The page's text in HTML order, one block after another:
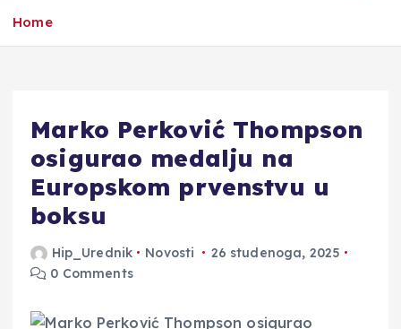
Home
Marko Perković Thompson
osigurao medalju na
Europskom prvenstvu u
boksu
Hip_Urednik Novosti
26 studenoga, 2025
0 Comments